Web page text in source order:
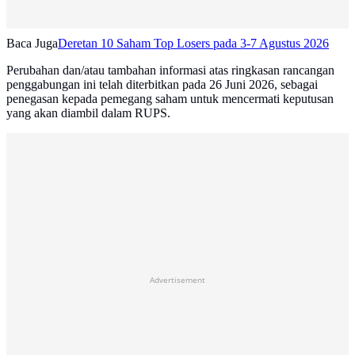
Baca JugaDeretan 10 Saham Top Losers pada 3-7 Agustus 2026
Perubahan dan/atau tambahan informasi atas ringkasan rancangan
penggabungan ini telah diterbitkan pada 26 Juni 2026, sebagai
penegasan kepada pemegang saham untuk mencermati keputusan
yang akan diambil dalam RUPS.
Advertisement